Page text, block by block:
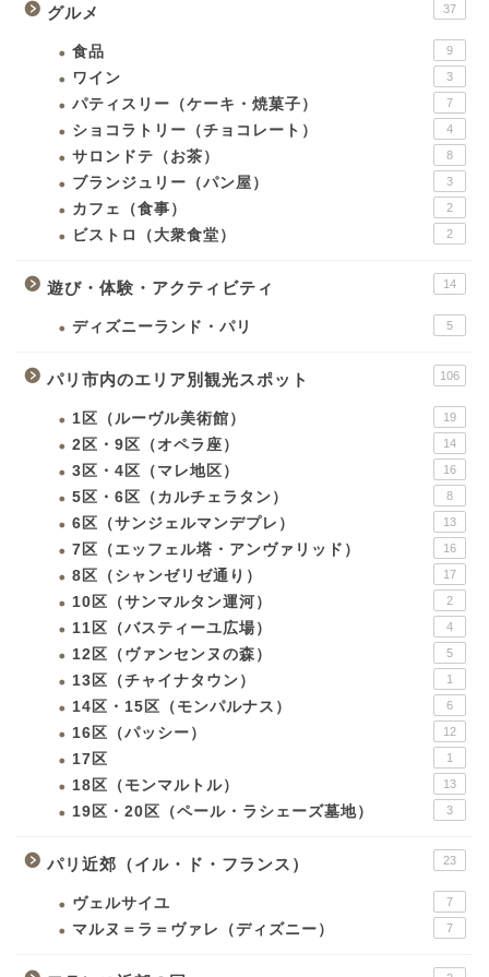
グルメ 37
食品 9
ワイン 3
パティスリー（ケーキ・焼菓子） 7
ショコラトリー（チョコレート） 4
サロンドテ（お茶） 8
ブランジュリー（パン屋） 3
カフェ（食事） 2
ビストロ（大衆食堂） 2
遊び・体験・アクティビティ 14
ディズニーランド・パリ 5
パリ市内のエリア別観光スポット 106
1区（ルーヴル美術館） 19
2区・9区（オペラ座） 14
3区・4区（マレ地区） 16
5区・6区（カルチェラタン） 8
6区（サンジェルマンデプレ） 13
7区（エッフェル塔・アンヴァリッド） 16
8区（シャンゼリゼ通り） 17
10区（サンマルタン運河） 2
11区（バスティーユ広場） 4
12区（ヴァンセンヌの森） 5
13区（チャイナタウン） 1
14区・15区（モンパルナス） 6
16区（パッシー） 12
17区 1
18区（モンマルトル） 13
19区・20区（ペール・ラシェーズ墓地） 3
パリ近郊（イル・ド・フランス） 23
ヴェルサイユ 7
マルヌ＝ラ＝ヴァレ（ディズニー） 7